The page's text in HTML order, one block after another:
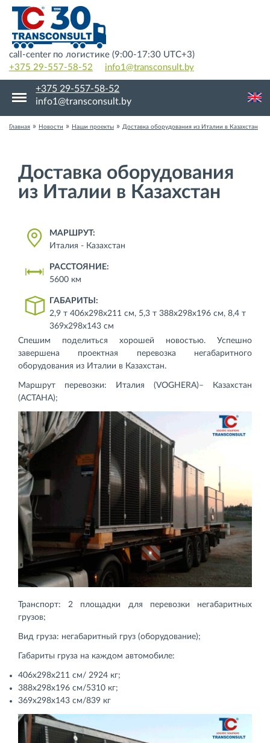
call-center по логистике (9:00-17:30 UTC+3)
+375 29-557-58-52
info1@transconsult.by
+375 29-557-58-52
info1@transconsult.by
Главная » Новости » Наши проекты » Доставка оборудования из Италии в Казахстан
Доставка оборудования
из Италии в Казахстан
МАРШРУТ:
Италия - Казахстан
РАССТОЯНИЕ:
5600 км
ГАБАРИТЫ:
2,9 т 406х298х211 см, 5,3 т 388х298х196 см, 8,4 т
369х298х143 см
Спешим поделиться хорошей новостью. Успешно
завершена проектная перевозка негабаритного
оборудования из Италии в Казахстан.
Маршрут перевозки: Италия (VOGHERA)– Казахстан
(АСТАНА);
Транспорт: 2 площадки для перевозки негабаритных
грузов;
Вид груза: негабаритный груз (оборудование);
Габариты груза на каждом автомобиле:
406х298х211 см/ 2924 кг;
388х298х196 см/5310 кг;
369х298х143 см/839 кг